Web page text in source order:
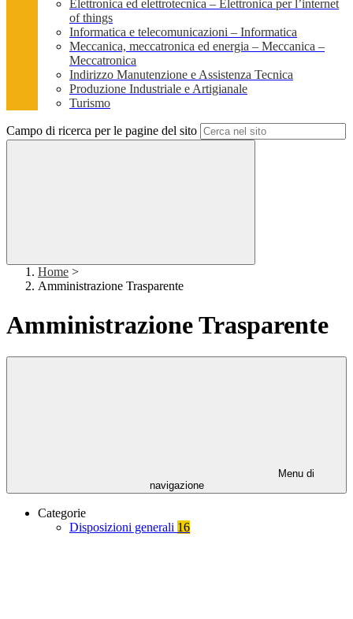
Elettronica ed elettrotecnica – Elettronica per l’internet
of things
Informatica e telecomunicazioni – Informatica
Meccanica, meccatronica ed energia – Meccanica –
Meccatronica
Indirizzo Manutenzione e Assistenza Tecnica
Produzione Industriale e Artigianale
Turismo
Campo di ricerca per le pagine del sito
Home >
Amministrazione Trasparente
Amministrazione Trasparente
Menu di
navigazione
Categorie
Disposizioni generali 16